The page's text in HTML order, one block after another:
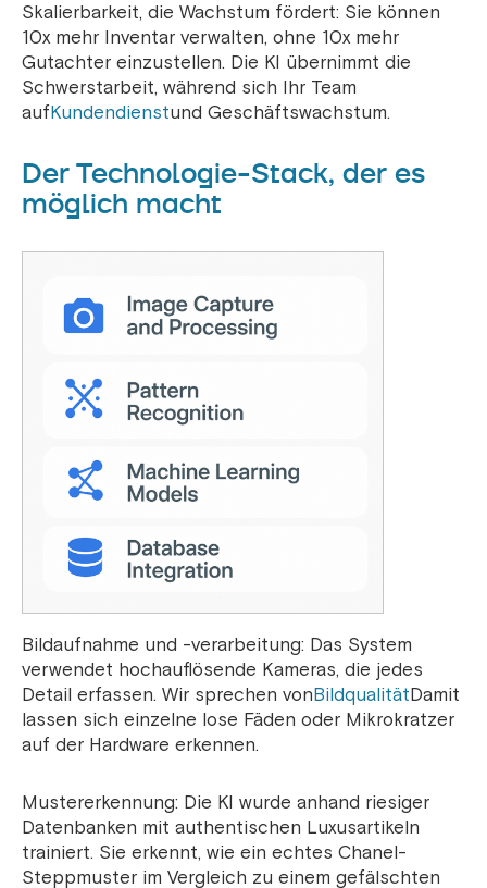
Skalierbarkeit, die Wachstum fördert: Sie können
10x mehr Inventar verwalten, ohne 10x mehr
Gutachter einzustellen. Die KI übernimmt die
Schwerstarbeit, während sich Ihr Team
aufKundendienstund Geschäftswachstum.
Der Technologie-Stack, der es
möglich macht
Bildaufnahme und -verarbeitung: Das System
verwendet hochauflösende Kameras, die jedes
Detail erfassen. Wir sprechen vonBildqualitätDamit
lassen sich einzelne lose Fäden oder Mikrokratzer
auf der Hardware erkennen.
Mustererkennung: Die KI wurde anhand riesiger
Datenbanken mit authentischen Luxusartikeln
trainiert. Sie erkennt, wie ein echtes Chanel-
Steppmuster im Vergleich zu einem gefälschten